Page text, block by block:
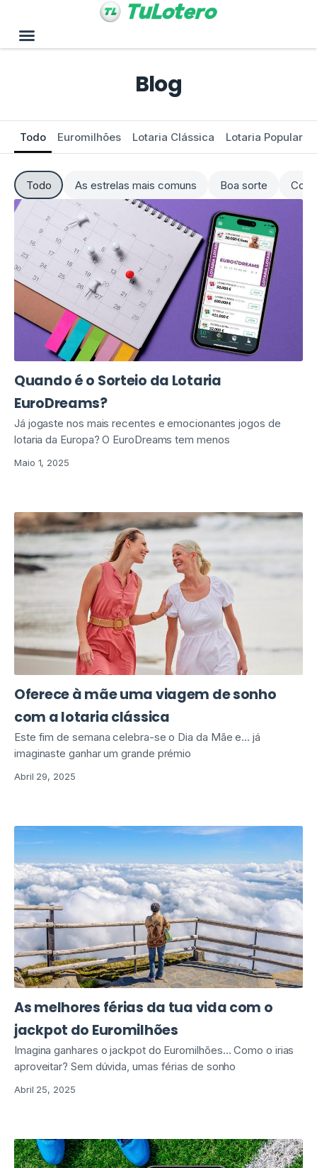
Blog
Euromilhões Lotaria Clássica Lotaria Popular
Todo
As estrelas mais comuns Boa sorte
Todo
Quando é o Sorteio da Lotaria
EuroDreams?
Já jogaste nos mais recentes e emocionantes jogos de
lotaria da Europa? O EuroDreams tem menos
Maio 1, 2025
Oferece à mãe uma viagem de sonho
com a lotaria clássica
Este fim de semana celebra-se o Dia da Mãe e… já
imaginaste ganhar um grande prémio
Abril 29, 2025
As melhores férias da tua vida com o
jackpot do Euromilhões
Imagina ganhares o jackpot do Euromilhões… Como o irias
aproveitar? Sem dúvida, umas férias de sonho
Abril 25, 2025